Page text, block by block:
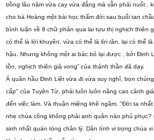
trồng lâu năm vừa cay vừa đắng mà vẫn phải nuốt .
cho bà Hoàng một bài học thấm đời sau buổi tan
bình luận về 8 chữ phản qua lai tựu thị nghịch thiên
có thể là lời khuyên, vừa có thể là lời răn, lại có thể
hậu. Nhưng không một ai bác bỏ lại được , bởi Đinh
tồn, nghịch thiên giả vong” của thánh thần đã dạy.
Á quân hầu Đinh Liệt vừa đi vừa suy nghĩ, bọn
cấp" của Tuyên Từ, phải luôn luôn nâng cao cảnh
đến việc làm. Và thuận miệng khẽ ngâm. "Đời ta
nhẹ chúa công không phải anh quân nào phủ phục?
sinh nhất quán tòng chân lý. Dân tình vi trọng chúa